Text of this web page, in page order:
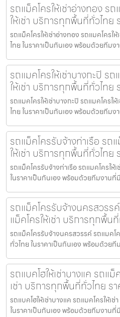
รถแม็คโครให้เช่าอ่างทอง ร
ให้เช่า บริการทุกพื้นที่ทั่วไทย
รถแม็คโครให้เช่าอ่างทอง รถแมคโครใ
ไทย ในราคาเป็นกันเอง พร้อมด้วยทีม
รถแมคโครให้เช่าบางกะปิ ร
ให้เช่า บริการทุกพื้นที่ทั่วไทย
รถแมคโครให้เช่าบางกะปิ รถแมคโครใ
ไทย ในราคาเป็นกันเอง พร้อมด้วยทีม
รถแม็คโครรับจ้างท่าเรือ รถ
ให้เช่า บริการทุกพื้นที่ทั่วไทย
รถแม็คโครรับจ้างท่าเรือ รถแมคโครให้
ในราคาเป็นกันเอง พร้อมด้วยทีมงาน
รถแม็คโครรับจ้างนครสวรร
แม็คโครให้เช่า บริการทุกพื้น
รถแม็คโครรับจ้างนครสวรรค์ รถแมคโ
ทั่วไทย ในราคาเป็นกันเอง พร้อมด้วย
รถแบคโฮให้เช่าบางแค รถแ
เช่า บริการทุกพื้นที่ทั่วไทย ร
รถแบคโฮให้เช่าบางแค รถแมคโครให้เ
ในราคาเป็นกันเอง พร้อมด้วยทีมงานที่